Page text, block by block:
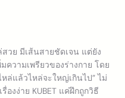
วย มีเส้นสายชัดเจน แต่ยัง
วามเพรียวของร่างกาย โดย
ล่แล้วไหล่จะใหญ่เกินไป” ไม่
องง่าย KUBET แค่ฝึกถูกวิธี